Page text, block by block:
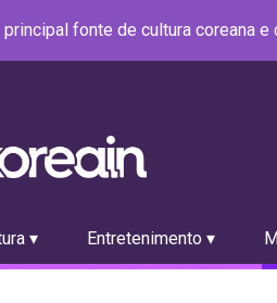
principal fonte de cultura coreana
▾ Entretenimento ▾